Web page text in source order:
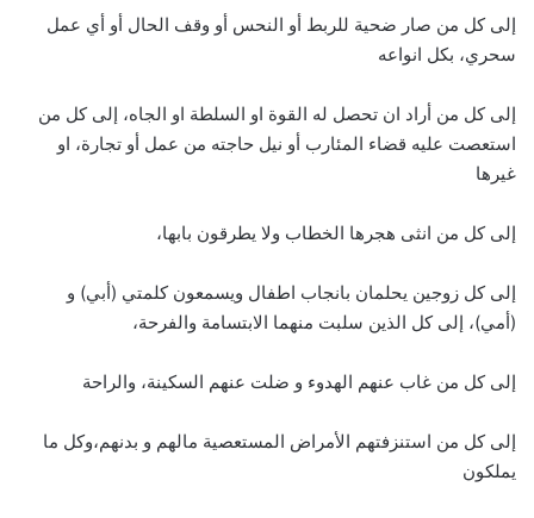
إلى كل من صار ضحية للربط أو النحس أو وقف الحال أو أي عمل
سحري، بكل انواعه
إلى كل من أراد ان تحصل له القوة او السلطة او الجاه، إلى كل من
استعصت عليه قضاء المئارب أو نيل حاجته من عمل أو تجارة، او
غيرها
إلى كل من انثى هجرها الخطاب ولا يطرقون بابها،
إلى كل زوجين يحلمان بانجاب اطفال ويسمعون كلمتي (أبي) و
(أمي)، إلى كل الذين سلبت منهما الابتسامة والفرحة،
إلى كل من غاب عنهم الهدوء و ضلت عنهم السكينة، والراحة
إلى كل من استنزفتهم الأمراض المستعصية مالهم و بدنهم،وكل ما
يملكون